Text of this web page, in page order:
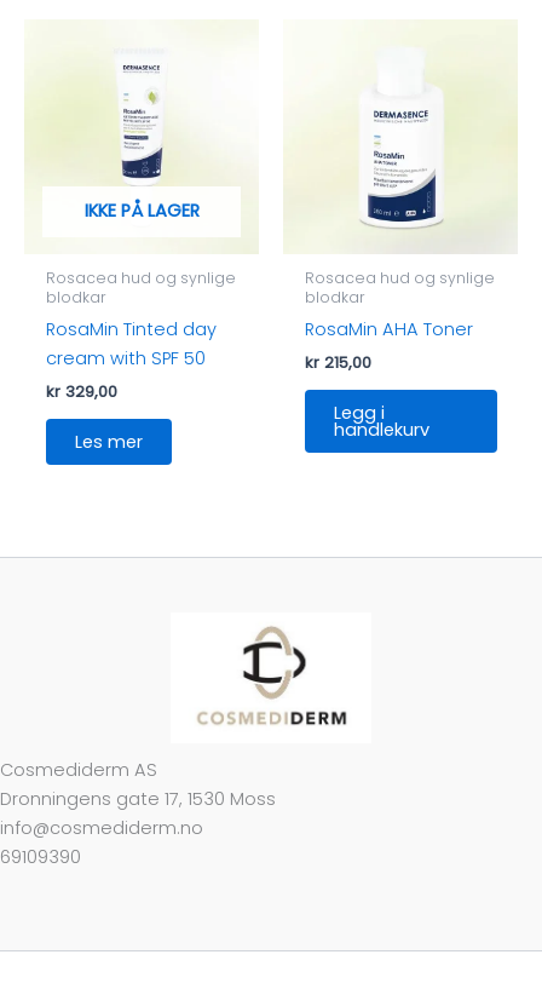
IKKE PÅ LAGER
Rosacea hud og synlige
blodkar
RosaMin Tinted day
cream with SPF 50
kr329,00
Les mer
Rosacea hud og synlige
blodkar
RosaMin AHA Toner
kr215,00
Legg i
handlekurv
Cosmediderm AS
Dronningens gate 17, 1530 Moss
info@cosmediderm.no
69109390